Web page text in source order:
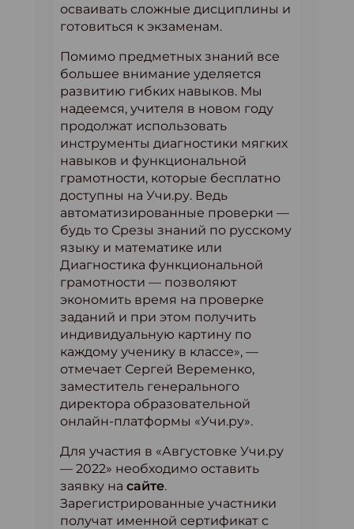
осваивать сложные дисциплины и
готовиться к экзаменам.
Помимо предметных знаний все
большее внимание уделяется
развитию гибких навыков. Мы
надеемся, учителя в новом году
продолжат использовать
инструменты диагностики мягких
навыков и функциональной
грамотности, которые бесплатно
доступны на Учи.ру. Ведь
автоматизированные проверки —
будь то Срезы знаний по русскому
языку и математике или
Диагностика функциональной
грамотности — позволяют
экономить время на проверке
заданий и при этом получить
индивидуальную картину по
каждому ученику в классе», —
отмечает Сергей Веременко,
заместитель генерального
директора образовательной
онлайн-платформы «Учи.ру».
Для участия в «Августовке Учи.ру
— 2022» необходимо оставить
заявку на сайте.
Зарегистрированные участники
получат именной сертификат с